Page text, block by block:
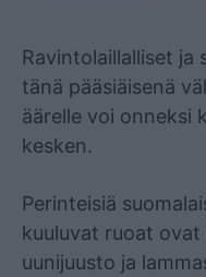
Ravintolaillalliset
tänä pääsiäisenä
äärelle voi onneksi
kesken.
Perinteisiä
kuuluvat ruoat
uunijuusto ja